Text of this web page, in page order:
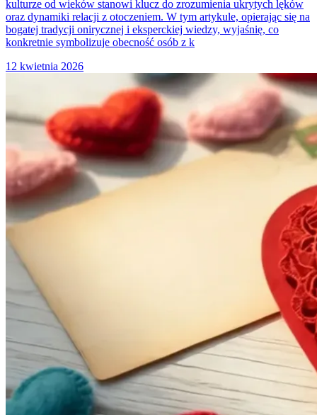
kulturze od wieków stanowi klucz do zrozumienia ukrytych lęków
oraz dynamiki relacji z otoczeniem. W tym artykule, opierając się na
bogatej tradycji onirycznej i eksperckiej wiedzy, wyjaśnię, co
konkretnie symbolizuje obecność osób z k
12 kwietnia 2026